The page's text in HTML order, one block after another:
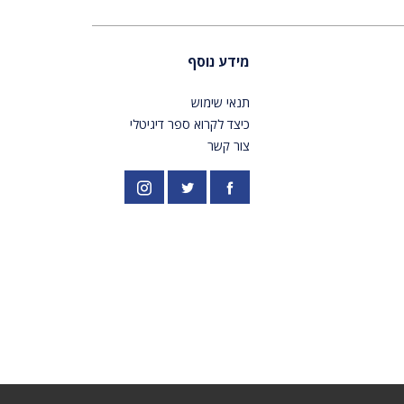
מידע נוסף
תנאי שימוש
כיצד לקרוא ספר דיגיטלי
צור קשר
פייסבוק PardesPublish
אינסטגרם